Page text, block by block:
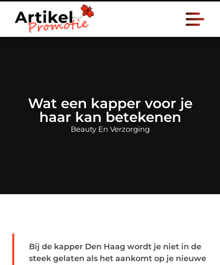
Wat een kapper voor je
haar kan betekenen
Beauty En Verzorging
Bij de kapper Den Haag wordt je niet in de
steek gelaten als het aankomt op je nieuwe